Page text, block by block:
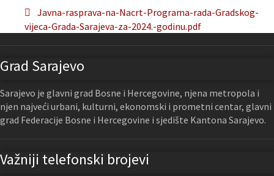
Javna-rasprava-na-Nacrt-Programa-rada-Gradskog-
vijeca-Grada-Sarajeva-za-2024.-godinu.pdf
Grad Sarajevo
Sarajevo je glavni grad Bosne i Hercegovine, njena metropola i
njen najveći urbani, kulturni, ekonomski i prometni centar, glavni
grad Federacije Bosne i Hercegovine i sjedište Kantona Sarajevo.
Važniji telefonski brojevi